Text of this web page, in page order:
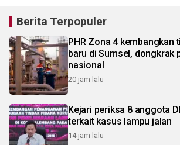
Berita Terpopuler
PHR Zona 4 kembangkan
baru di Sumsel, dongkrak
nasional
20 jam lalu
Kejari periksa 8 anggota
terkait kasus lampu jalan
14 jam lalu